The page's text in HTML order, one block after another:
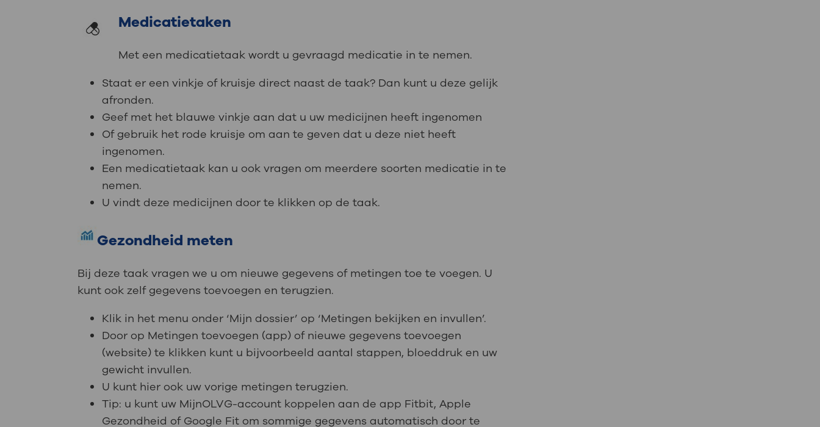
Medicatietaken
Met een medicatietaak wordt u gevraagd medicatie in te nemen.
Staat er een vinkje of kruisje direct naast de taak? Dan kunt u deze gelijk
afronden.
Geef met het blauwe vinkje aan dat u uw medicijnen heeft ingenomen
Of gebruik het rode kruisje om aan te geven dat u deze niet heeft
ingenomen.
Een medicatietaak kan u ook vragen om meerdere soorten medicatie in te
nemen.
U vindt deze medicijnen door te klikken op de taak.
Gezondheid meten
Bij deze taak vragen we u om nieuwe gegevens of metingen toe te voegen. U
kunt ook zelf gegevens toevoegen en terugzien.
Klik in het menu onder ‘Mijn dossier’ op ‘Metingen bekijken en invullen’.
Door op Metingen toevoegen (app) of nieuwe gegevens toevoegen
(website) te klikken kunt u bijvoorbeeld aantal stappen, bloeddruk en uw
gewicht invullen.
U kunt hier ook uw vorige metingen terugzien.
Tip: u kunt uw MijnOLVG-account koppelen aan de app Fitbit, Apple
Gezondheid of Google Fit om sommige gegevens automatisch door te